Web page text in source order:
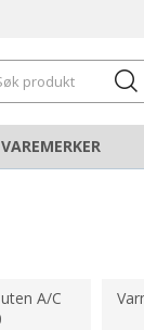
VAREMERKER
A/C